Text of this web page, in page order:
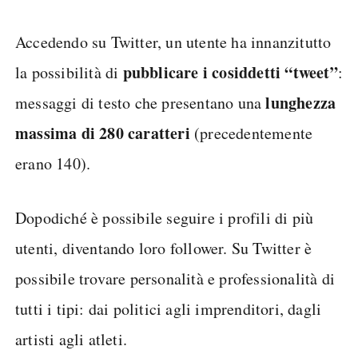
Accedendo su Twitter, un utente ha innanzitutto
la possibilità di pubblicare i cosiddetti “tweet”:
messaggi di testo che presentano unalunghezza
massima di 280 caratteri (precedentemente
erano 140).
Dopodiché è possibile seguire i profili di più
utenti, diventando loro follower. Su Twitter è
possibile trovare personalità e professionalità di
tutti i tipi: dai politici agli imprenditori, dagli
artisti agli atleti.